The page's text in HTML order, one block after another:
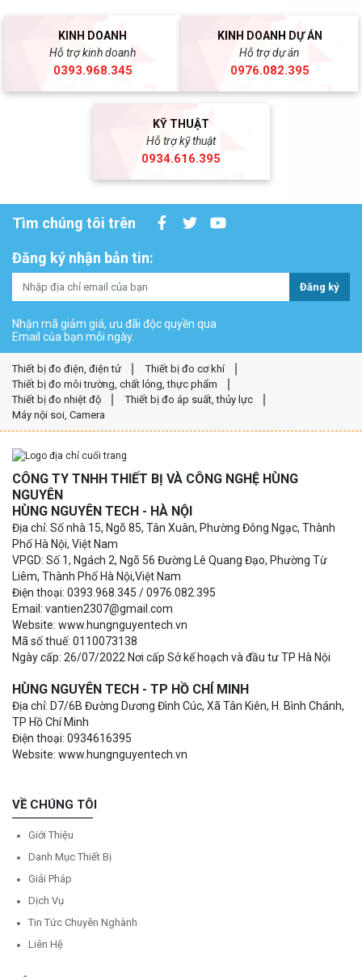
KINH DOANH
Hỗ trợ kinh doanh
0393.968.345
KINH DOANH DỰ ÁN
Hỗ trợ dự án
0976.082.395
KỸ THUẬT
Hỗ trợ kỹ thuật
0934.616.395
Tìm chúng tôi trên
Đăng ký nhận bản tin:
Đăng ký
Nhận mã giảm giá, ưu đãi độc quyền qua
Email của bạn mỗi ngày.
Thiết bị đo điện, điện tử
Thiết bị đo cơ khí
Thiết bị đo môi trường, chất lỏng, thực phẩm
Thiết bị đo nhiệt độ
Thiết bị đo áp suất, thủy lực
Máy nội soi, Camera
CÔNG TY TNHH THIẾT BỊ VÀ CÔNG NGHỆ HÙNG
NGUYÊN
HÙNG NGUYÊN TECH - HÀ NỘI
Địa chỉ: Số nhà 15, Ngõ 85, Tân Xuân, Phường Đông Ngạc, Thành
Phố Hà Nội, Việt Nam
VPGD: Số 1, Ngách 2, Ngõ 56 Đường Lê Quang Đạo, Phường Từ
Liêm, Thành Phố Hà Nội,Việt Nam
Điện thoại: 0393.968.345 / 0976.082.395
Email: vantien2307@gmail.com
Website: www.hungnguyentech.vn
Mã số thuế: 0110073138
Ngày cấp: 26/07/2022 Nơi cấp Sở kế hoạch và đầu tư TP Hà Nội
HÙNG NGUYÊN TECH - TP HỒ CHÍ MINH
Địa chỉ: D7/6B Đường Dương Đình Cúc, Xã Tân Kiên, H. Bình Chánh,
TP Hồ Chí Minh
Điện thoại: 0934616395
Website: www.hungnguyentech.vn
VỀ CHÚNG TÔI
Giới Thiệu
Danh Mục Thiết Bị
Giải Pháp
Dịch Vụ
Tin Tức Chuyên Nghành
Liên Hệ